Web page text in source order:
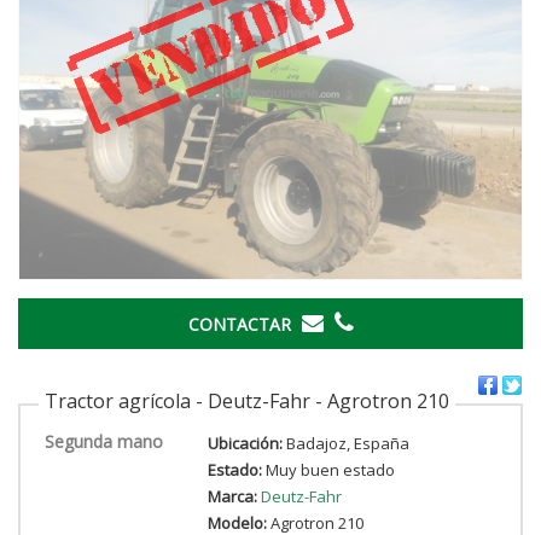
CONTACTAR
Tractor agrícola - Deutz-Fahr - Agrotron 210
Segunda mano Ubicación:Badajoz, España
Estado:Muy buen estado
Marca:Deutz-Fahr
Modelo:Agrotron 210